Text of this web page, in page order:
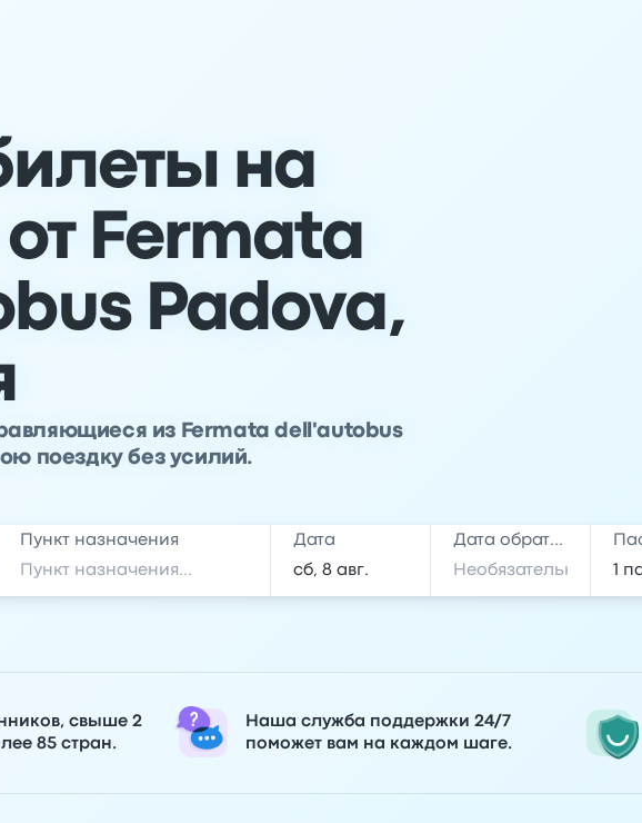
на
Fermata
Padova,
из Fermata dell'autobus
поездку без усилий.
Пункт назначения Дата Дата обратной поездки
свыше 2
85 стран.
Наша служба поддержки 24/7
поможет вам на каждом шаге.